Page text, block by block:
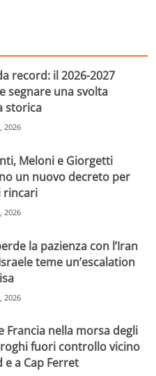
record: il 2026-2027
segnare una svolta
storica
2026
Meloni e Giorgetti
un nuovo decreto per
rincari
2026
la pazienza con l’Iran
teme un’escalation
2026
Francia nella morsa degli
fuori controllo vicino
e a Cap Ferret